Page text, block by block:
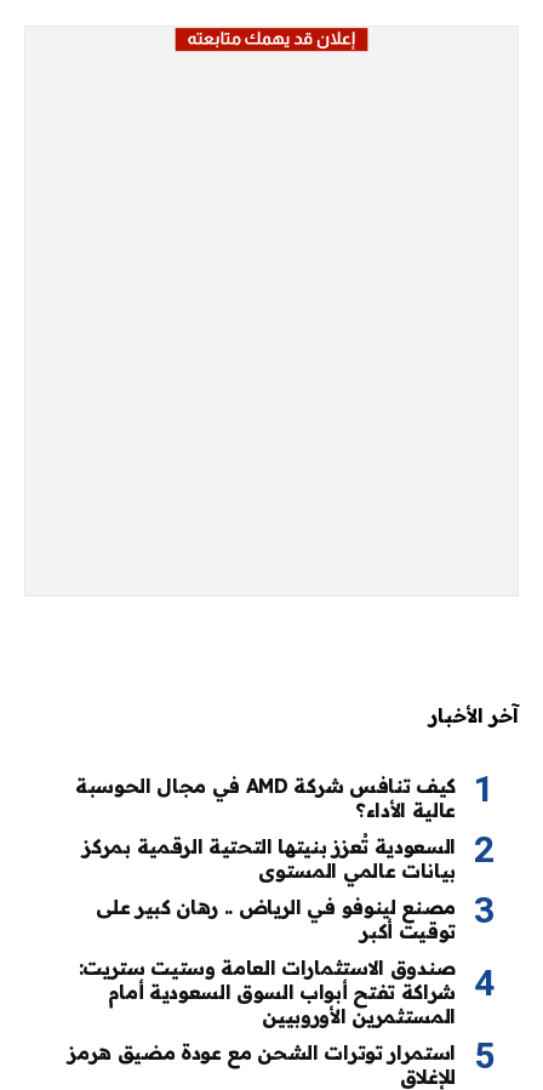
آخر الأخبار
كيف تنافس شركة AMD في مجال الحوسبة
عالية الأداء؟
السعودية تُعزز بنيتها التحتية الرقمية بمركز
بيانات عالمي المستوى
مصنع لينوفو في الرياض .. رهان كبير على
توقيت أكبر
صندوق الاستثمارات العامة وستيت ستريت:
شراكة تفتح أبواب السوق السعودية أمام
المستثمرين الأوروبيين
استمرار توترات الشحن مع عودة مضيق هرمز
للإغلاق